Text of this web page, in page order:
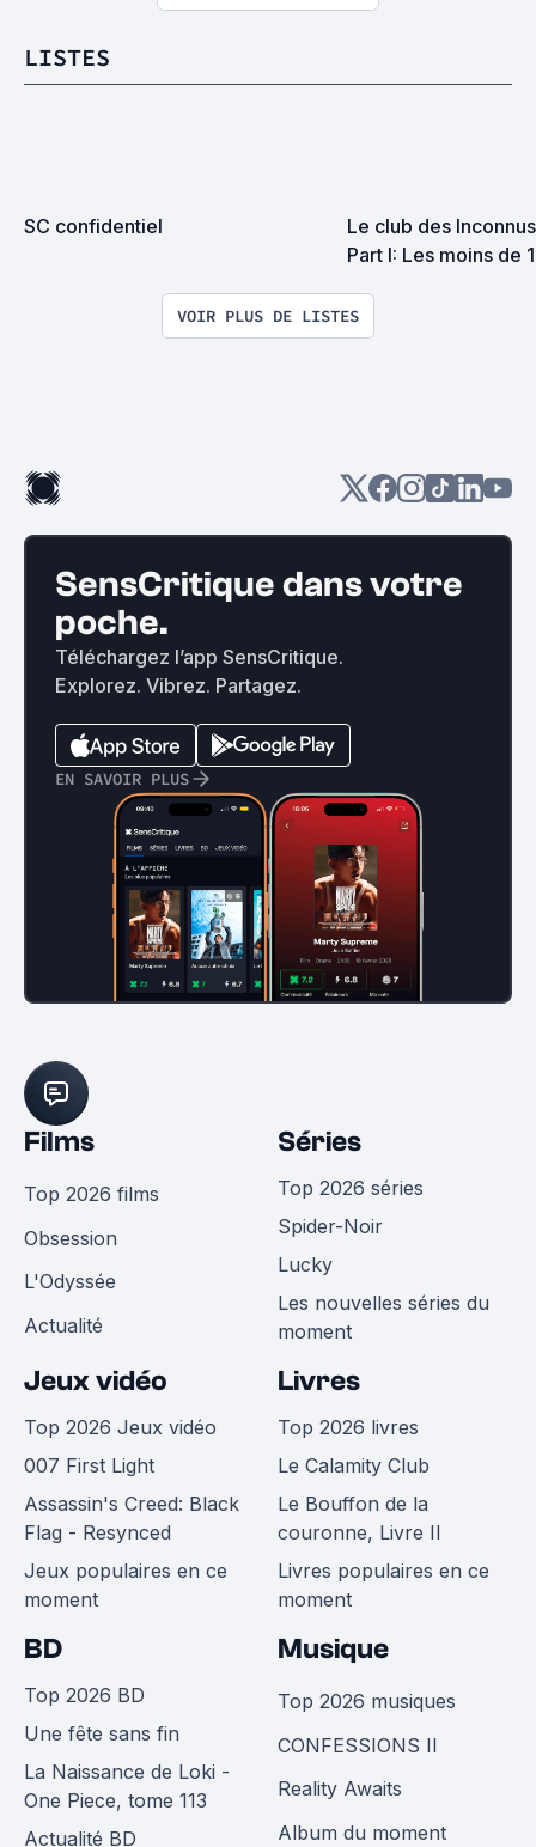
LISTES
SC confidentiel
Le club des
Part I: Les moins de
VOIR PLUS DE LISTES
SensCritique dans votre
poche.
Téléchargez l’app SensCritique.
Explorez. Vibrez. Partagez.
EN SAVOIR PLUS
Films
Top 2026 films
Obsession
L'Odyssée
Actualité
Séries
Top 2026 séries
Spider-Noir
Lucky
Les nouvelles séries du
moment
Jeux vidéo
Top 2026 Jeux vidéo
007 First Light
Assassin's Creed: Black
Flag - Resynced
Jeux populaires en ce
moment
Livres
Top 2026 livres
Le Calamity Club
Le Bouffon de la
couronne, Livre II
Livres populaires en ce
moment
BD
Top 2026 BD
Une fête sans fin
La Naissance de Loki -
One Piece, tome 113
Actualité BD
Musique
Top 2026 musiques
CONFESSIONS II
Reality Awaits
Album du moment